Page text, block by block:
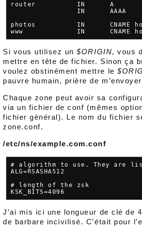
router          IN      A
IN      AAAA
photos          IN      CNAME
Si vous utilisez un$ORIGIN, vous
mettre en tête de fichier. Sinon ça
voulez obstinément mettre le
pauvre humain, prière de
Chaque zone peut avoir sa
via un fichier de conf (mêmes
fichier général). Le nom du fichier
zone.conf.
/etc/ns/example.com.conf
# algorithm to use. They are
ALG=RSASHA512
# length of the zsk
J’ai mis ici une longueur de clé de
de barbare incivilisé. C’était pour